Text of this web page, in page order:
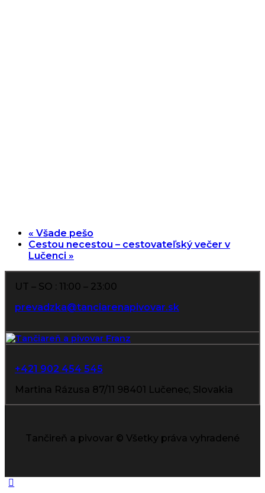
« Všade pešo
Cestou necestou – cestovateľský večer v
Lučenci »
UT – SO : 11:00 – 23:00
prevadzka@tanciarenapivovar.sk
+421 902 454 545
Martina Rázusa 87/11 98401 Lučenec, Slovakia
Tančireň a pivovar © Všetky práva vyhradené